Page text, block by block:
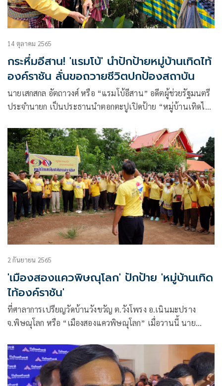
14 ตุลาคม 2565
กระหึ่มอีสาน! 'แรมโบ้' นำปักป้ายหมู่บ้านเทิดไท้
องค์ราชัน ลั่นขอถวายชีวิตปกป้องสถาบัน
นายเสกสกล อัตถาวงศ์ หรือ “แรมโบ้อีสาน” อดีตผู้ช่วยรัฐมนตรี
ประจำนายก เป็นประธานนำตอกตะปูเปิดป้าย “หมู่บ้านเทิดไท้
เป็นศิลปินแห่งชาติ สาขาศิลปะการแสดง
2 กันยายน 2565
'เมืองสองแควพิษณุโลก' ปักป้าย 'หมู่บ้านเทิด
ไท้องค์ราชัน'
ที่ศาลาการเปรียญวัดบ้านวังขวัญ ต.วังโพรง อ.เนินมะปราง
จ.พิษณุโลก หรือ “เมืองสองแควพิษณุโลก” เมื่อวานนี้ นาย
ประเทศไทย และตำแหน่งประจำสำนักเลขาธิการ